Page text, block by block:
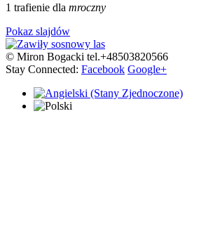
1 trafienie dla mroczny
Pokaz slajdów
© Miron Bogacki tel.+48503820566
Stay Connected: Facebook Google+